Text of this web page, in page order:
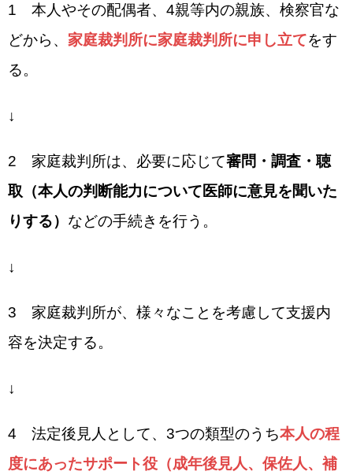
1 本人やその配偶者、4親等内の親族、検察官な
どから、 家庭裁判所に家庭裁判所に申し立てをす
る。
↓
2 家庭裁判所は、必要に応じて審問・調査・聴
取（本人の判断能力について医師に意見を聞いた
りする） などの手続きを行う。
↓
3 家庭裁判所が、様々なことを考慮して支援内
容を決定する。
↓
4 法定後見人として、3つの類型のうち本人の程
度にあったサポート役（成年後見人、保佐人、補